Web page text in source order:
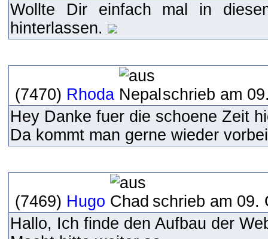
Wollte Dir einfach mal in
hinterlassen.
(7470) Rhoda
schrieb am
Hey Danke fuer die schoene Zeit
Da kommt man gerne wieder
(7469) Hugo
schrieb am
Hallo, Ich finde den Aufbau der